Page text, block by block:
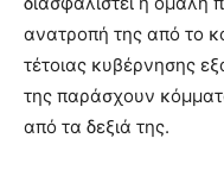
ανατροπή της από το
τέτοιας κυβέρνησης
της παράσχουν
από τα δεξιά της.